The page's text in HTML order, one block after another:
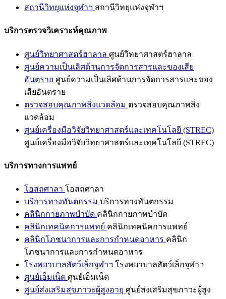
สถานีวิทยุแห่งจุฬาฯ สถานีวิทยุแห่งจุฬาฯ
บริการตรวจวิเคราะห์คุณภาพ
ศูนย์วิทยาศาสตร์ฮาลาล ศูนย์วิทยาศาสตร์ฮาลาล
ศูนย์ความเป็นเลิศด้านการจัดการสารและของเสีย
อันตราย ศูนย์ความเป็นเลิศด้านการจัดการสารและของ
เสียอันตราย
ตรวจสอบคุณภาพสิ่งแวดล้อม ตรวจสอบคุณภาพสิ่ง
แวดล้อม
ศูนย์เครื่องมือวิจัยวิทยาศาสตร์และเทคโนโลยี (STREC)
ศูนย์เครื่องมือวิจัยวิทยาศาสตร์และเทคโนโลยี (STREC)
บริการทางการแพทย์
โอสถศาลา โอสถศาลา
บริการทางทันตกรรม บริการทางทันตกรรม
คลินิกกายภาพบำบัด คลินิกกายภาพบำบัด
คลินิกเทคนิคการแพทย์ คลินิกเทคนิคการแพทย์
คลินิกโภชนาการและการกำหนดอาหาร คลินิก
โภชนาการและการกำหนดอาหาร
โรงพยาบาลสัตว์เล็กจุฬาฯ โรงพยาบาลสัตว์เล็กจุฬาฯ
ศูนย์เอ็มเน็ต ศูนย์เอ็มเน็ต
ศูนย์ส่งเสริมสุขภาวะผู้สูงอายุ ศูนย์ส่งเสริมสุขภาวะผู้สูง